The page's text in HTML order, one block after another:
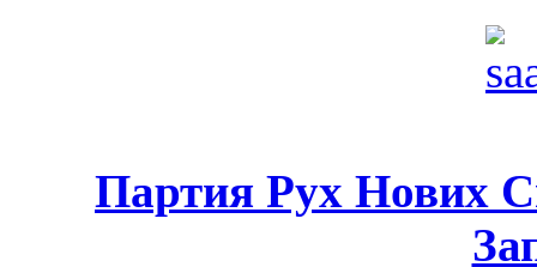
Партия Рух Нових